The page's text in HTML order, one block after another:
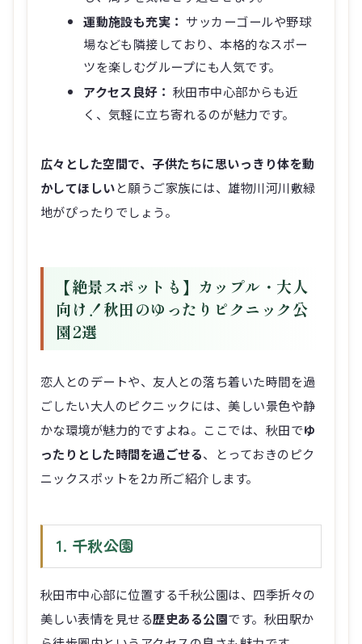
運動施設も充実： サッカーゴールや野球
場なども隣接しており、本格的なスポー
ツを楽しむグループにも人気です。
アクセス良好： 秋田市中心部からも近
く、気軽に立ち寄れるのが魅力です。
広々とした空間で、子供たちに思いっきり体を動
かしてほしいと願うご家族には、雄物川河川敷緑
地がぴったりでしょう。
【絶景スポットも】カップル・大人
向け！秋田のゆったりピクニック公
園2選
恋人とのデートや、友人との落ち着いた時間を過
ごしたい大人のピクニックには、美しい景色や静
かな環境が魅力的ですよね。ここでは、秋田でゆ
ったりとした時間を過ごせる、とっておきのピク
ニックスポットを2カ所ご紹介します。
1. 千秋公園
秋田市中心部に位置する千秋公園は、四季折々の
美しい表情を見せる歴史ある公園です。秋田駅か